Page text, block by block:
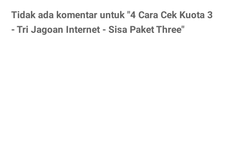
Tidak ada komentar untuk "4 Cara Cek Kuota 3
- Tri Jagoan Internet - Sisa Paket Three"